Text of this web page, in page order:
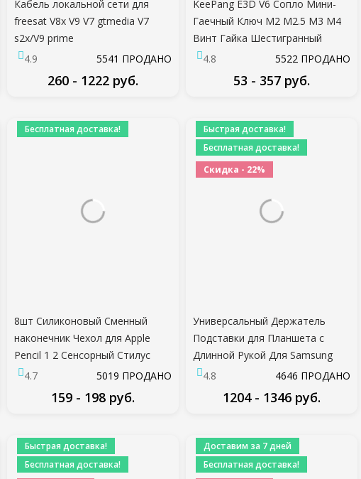
Кабель локальной сети для
freesat V8x V9 V7 gtmedia V7
s2x/V9 prime
4.9
5541 ПРОДАНО
260 - 1222 руб.
KeePang E3D V6 Сопло Мини-
Гаечный Ключ M2 M2.5 M3 M4
Винт Гайка Шестигранный
Крестовый Ключ Втулка гнездо
Техническое Обслуживание
Модель Автомобиля Колесо
4.8 5522 ПРОДАНО
53 - 357 руб.
Бесплатная доставка!
8шт Силиконовый Сменный
наконечник Чехол для Apple
Pencil 1 2 Сенсорный Стилус
Чехол Перо Защитная Крышка
4.7 5019 ПРОДАНО
159 - 198 руб.
Быстрая доставка!
Бесплатная доставка!
Скидка - 22%
Универсальный Держатель
Подставки для Планшета с
Длинной Рукой Для Samsung
Ipad Air Mini Xiaomi Mipad Kindle
4.0 До 11 дюймов Держатель
Подставки Для Телефона и
4.8 4646 ПРОДАНО
1204 - 1346 руб.
Быстрая доставка!
Бесплатная доставка!
Доставим за 7 дней
Бесплатная доставка!